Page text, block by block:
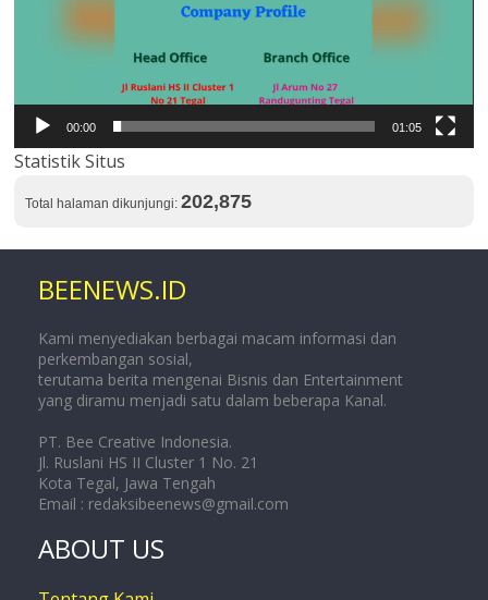
00:00 01:05
Statistik Situs
Total halaman dikunjungi:202,875
BEENEWS.ID
Kami menyediakan berbagai macam informasi dan
perkembangan sosial,
terutama berita mengenai Bisnis dan Entertainment
yang diramu menjadi satu dalam beberapa Kanal.
PT. Bee Creative Indonesia.
Jl. Ruslani HS II Cluster 1 No. 21
Kota Tegal, Jawa Tengah
Email : redaksibeenews@gmail.com
ABOUT US